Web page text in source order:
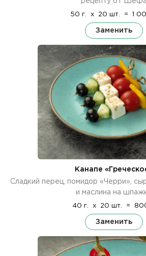
50 г. x 20 шт. = 1
Заменить
Канапе
Сладкий перец, помидор «Черри»,
и маслина на
40 г. x 20 шт. =
Заменить